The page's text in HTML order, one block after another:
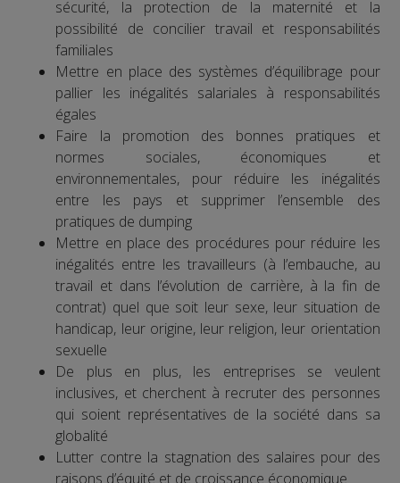
sécurité, la protection de la maternité et la
possibilité de concilier travail et responsabilités
familiales
Mettre en place des systèmes d’équilibrage pour
pallier les inégalités salariales à responsabilités
égales
Faire la promotion des bonnes pratiques et
normes sociales, économiques et
environnementales, pour réduire les inégalités
entre les pays et supprimer l’ensemble des
pratiques de dumping
Mettre en place des procédures pour réduire les
inégalités entre les travailleurs (à l’embauche, au
travail et dans l’évolution de carrière, à la fin de
contrat) quel que soit leur sexe, leur situation de
handicap, leur origine, leur religion, leur orientation
sexuelle
De plus en plus, les entreprises se veulent
inclusives, et cherchent à recruter des personnes
qui soient représentatives de la société dans sa
globalité
Lutter contre la stagnation des salaires pour des
raisons d’équité et de croissance économique